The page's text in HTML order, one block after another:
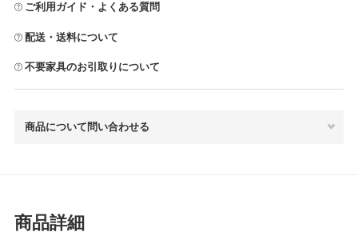
ご利用ガイド・よくある質問
配送・送料について
不要家具のお引取りについて
商品について問い合わせる
商品詳細